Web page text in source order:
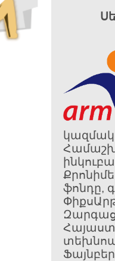
ֆոնդը,